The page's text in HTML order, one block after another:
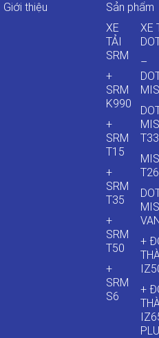
Giới thiệu
Sản phẩm
XE
TẢI
SRM
+
SRM
K990
+
SRM
T15
+
SRM
T35
+
SRM
T50
+
SRM
S6
XE
–
T26
+
+